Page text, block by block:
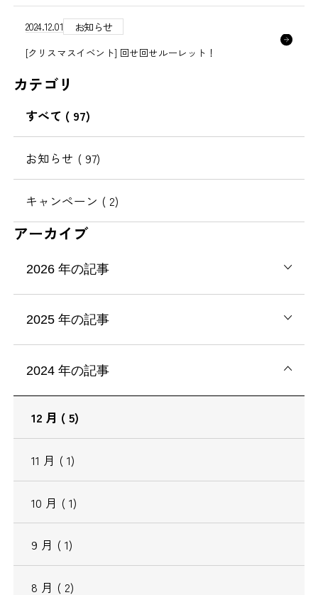
2024.12.01 お知らせ
[クリスマスイベント] 回せ回せルーレット！
カテゴリ
すべて ( 97)
お知らせ ( 97)
キャンペーン ( 2)
アーカイブ
2026 年の記事
2025 年の記事
2024 年の記事
12 月 ( 5)
11 月 ( 1)
10 月 ( 1)
9 月 ( 1)
8 月 ( 2)